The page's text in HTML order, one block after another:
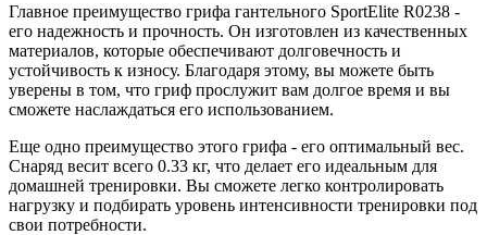
Главное преимущество грифа гантельного SportElite R0238 -
его надежность и прочность. Он изготовлен из качественных
материалов, которые обеспечивают долговечность и
устойчивость к износу. Благодаря этому, вы можете быть
уверены в том, что гриф прослужит вам долгое время и вы
сможете наслаждаться его использованием.
Еще одно преимущество этого грифа - его оптимальный вес.
Снаряд весит всего 0.33 кг, что делает его идеальным для
домашней тренировки. Вы сможете легко контролировать
нагрузку и подбирать уровень интенсивности тренировки под
свои потребности.